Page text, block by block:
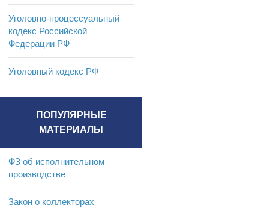
Уголовно-процессуальный
кодекс Российской
Федерации РФ
Уголовный кодекс РФ
ПОПУЛЯРНЫЕ
МАТЕРИАЛЫ
ФЗ об исполнительном
производстве
Закон о коллекторах